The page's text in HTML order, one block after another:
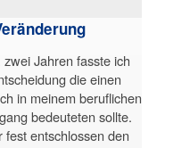
zwei Jahren fasste ich
die einen
in meinem beruflichen
bedeuteten sollte.
fest entschlossen den